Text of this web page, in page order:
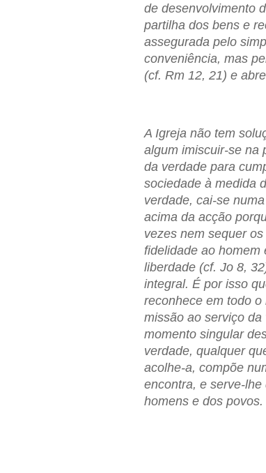
de desenvolvimento
partilha dos bens e
assegurada pelo
conveniência, mas
(cf. Rm 12, 21) e
A Igreja não tem
algum imiscuir-se na
da verdade para
sociedade à medida
verdade, cai-se
acima da acção
vezes nem sequer
fidelidade ao homem
liberdade (cf. Jo 8,
integral. É por isso
reconhece em todo
missão ao serviço
momento singular
verdade, qualquer
acolhe-a, compõe
encontra, e serve-
homens e dos povos.